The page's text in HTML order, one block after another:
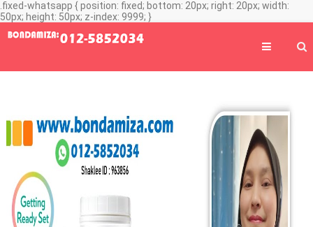
.fixed-whatsapp { position: fixed; bottom: 20px; right: 20px; width:
50px; height: 50px; z-index: 9999; }